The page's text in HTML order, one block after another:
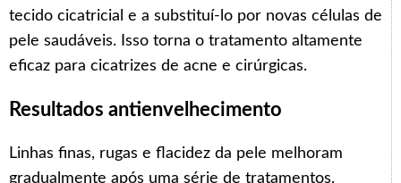
tecido cicatricial e a substituí-lo por novas células de
pele saudáveis. Isso torna o tratamento altamente
eficaz para cicatrizes de acne e cirúrgicas.
Resultados antienvelhecimento
Linhas finas, rugas e flacidez da pele melhoram
gradualmente após uma série de tratamentos,